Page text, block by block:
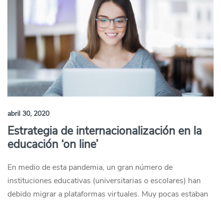
abril 30, 2020
Estrategia de internacionalización en la
educación ‘on line’
En medio de esta pandemia, un gran número de
instituciones educativas (universitarias o escolares) han
debido migrar a plataformas virtuales. Muy pocas estaban